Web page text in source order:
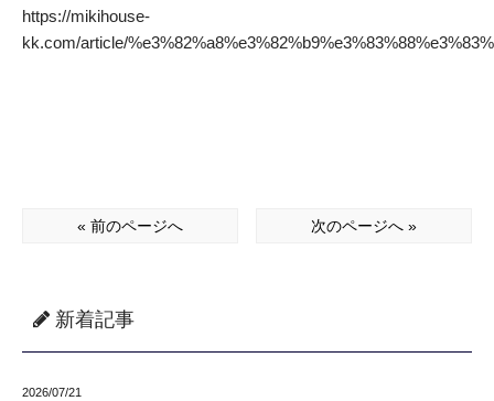
https://mikihouse-
kk.com/article/
« 前のページへ 次のページへ »
新着記事
2026/07/21